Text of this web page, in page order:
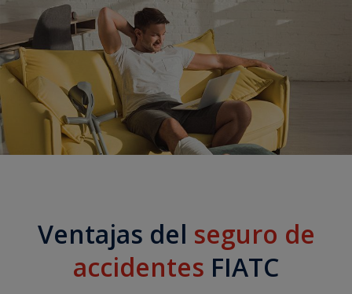
Ventajas del seguro de
accidentes FIATC